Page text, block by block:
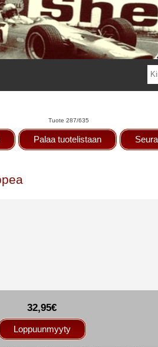
Tuote 287/635
Palaa tuotelistaan
32,95€
Loppuunmyyty